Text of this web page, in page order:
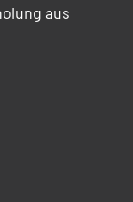
aus